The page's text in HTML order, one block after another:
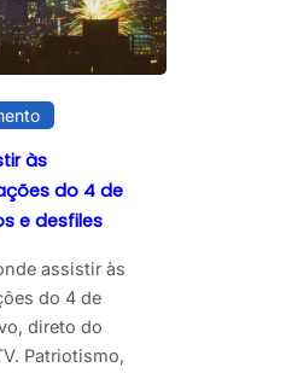
às
do 4 de
e desfiles
assistir às
do 4 de
direto do
Patriotismo,